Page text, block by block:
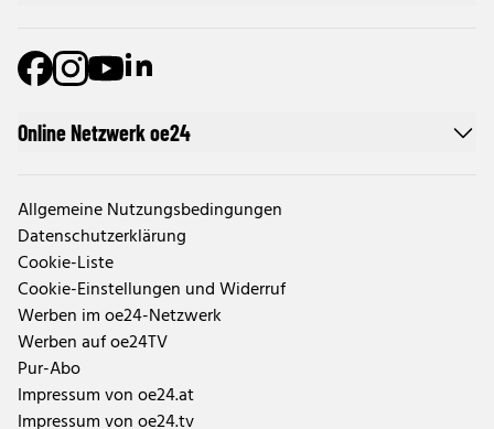
Online Netzwerk oe24
Allgemeine Nutzungsbedingungen
Datenschutzerklärung
Cookie-Liste
Cookie-Einstellungen und Widerruf
Werben im oe24-Netzwerk
Werben auf oe24TV
Pur-Abo
Impressum von oe24.at
Impressum von oe24.tv